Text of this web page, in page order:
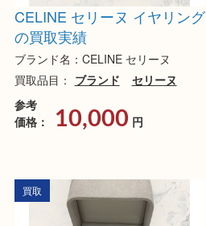
CELINE セリーヌ イヤリング
の買取実績
ブランド名：CELINE セリーヌ
買取品目： ブランド
セリーヌ
参考
価格：
10,000 円
買取